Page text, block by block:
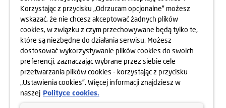
Korzystając z przycisku „Odrzucam opcjonalne” możesz
wskazać, że nie chcesz akceptować żadnych plików
cookies, w związku z czym przechowywane będą tylko te,
które są niezbędne do działania serwisu. Możesz
dostosować wykorzystywanie plików cookies do swoich
preferencji, zaznaczając wybrane przez siebie cele
przetwarzania plików cookies - korzystając z przycisku
„Ustawienia cookies”. Więcej informacji znajdziesz w
naszej Polityce cookies.